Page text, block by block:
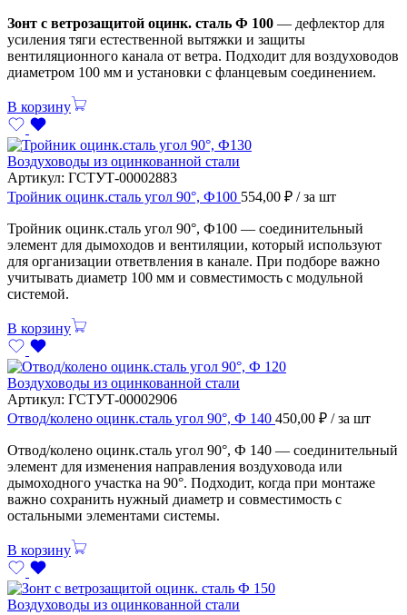
Зонт с ветрозащитой оцинк. сталь Ф 100 — дефлектор для
усиления тяги естественной вытяжки и защиты
вентиляционного канала от ветра. Подходит для воздуховодов
диаметром 100 мм и установки с фланцевым соединением.
В корзину
Воздуховоды из оцинкованной стали
Артикул: ГСТУТ-00002883
Тройник оцинк.сталь угол 90°, Ф100 554,00 ₽ / за шт
Тройник оцинк.сталь угол 90°, Ф100 — соединительный
элемент для дымоходов и вентиляции, который используют
для организации ответвления в канале. При подборе важно
учитывать диаметр 100 мм и совместимость с модульной
системой.
В корзину
Воздуховоды из оцинкованной стали
Артикул: ГСТУТ-00002906
Отвод/колено оцинк.сталь угол 90°, Ф 140 450,00 ₽ / за шт
Отвод/колено оцинк.сталь угол 90°, Ф 140 — соединительный
элемент для изменения направления воздуховода или
дымоходного участка на 90°. Подходит, когда при монтаже
важно сохранить нужный диаметр и совместимость с
остальными элементами системы.
В корзину
Воздуховоды из оцинкованной стали